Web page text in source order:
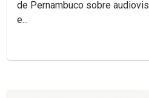
de Pernambuco sobre
e...